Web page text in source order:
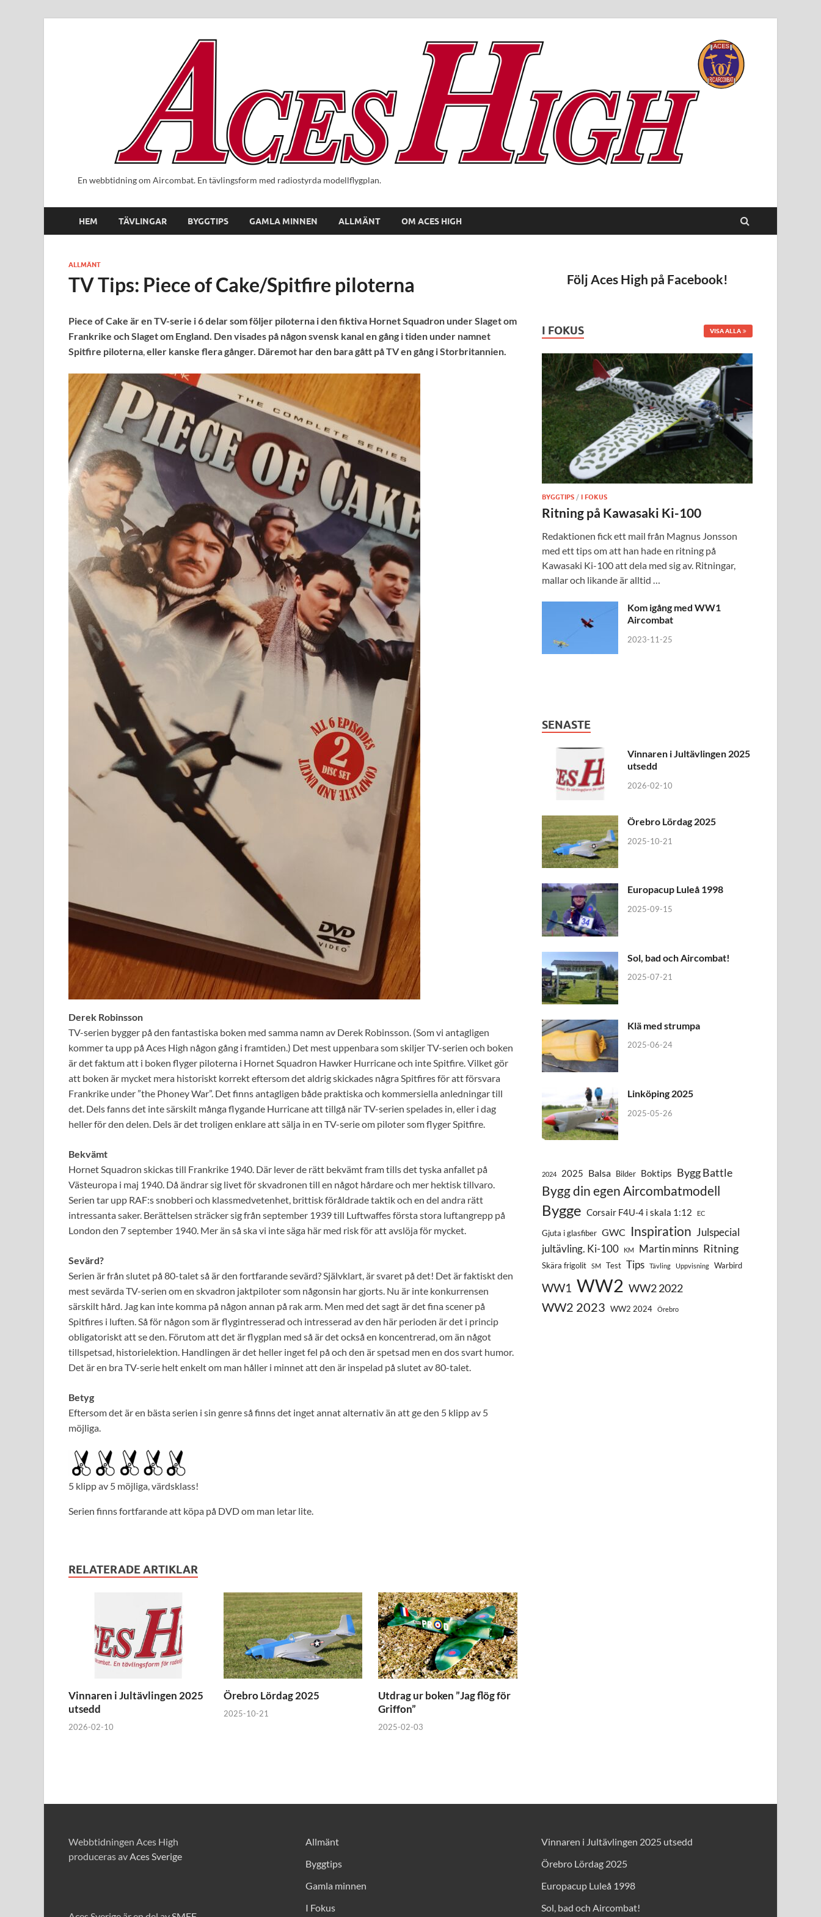
En webbtidning om Aircombat. En tävlingsform med radiostyrda modellflygplan.
HEM TÄVLINGAR BYGGTIPS GAMLA MINNEN ALLMÄNT OM ACES HIGH
ALLMÄNT
TV Tips: Piece of Cake/Spitfire piloterna
Piece of Cake är en TV-serie i 6 delar som följer piloterna i den fiktiva Hornet Squadron under Slaget om
Frankrike och Slaget om England. Den visades på någon svensk kanal en gång i tiden under namnet
Spitfire piloterna,eller kanske flera gånger. Däremot har den bara gått på TV en gång i Storbritannien.
Derek Robinsson
TV-serien bygger på den fantastiska boken med samma namn av Derek Robinsson. (Som vi antagligen
kommer ta upp på Aces High någon gång i framtiden.) Det mest uppenbara som skiljer TV-serien och boken
är det faktum att i boken flyger piloterna i Hornet Squadron Hawker Hurricane och inte Spitfire. Vilket gör
att boken är mycket mera historiskt korrekt eftersom det aldrig skickades några Spitfires för att försvara
Frankrike under ”the Phoney War”. Det finns antagligen både praktiska och kommersiella anledningar till
det. Dels fanns det inte särskilt många flygande Hurricane att tillgå när TV-serien spelades in, eller i dag
heller för den delen. Dels är det troligen enklare att sälja in en TV-serie om piloter som flyger Spitfire.
Bekvämt
Hornet Squadron skickas till Frankrike 1940. Där lever de rätt bekvämt fram tills det tyska anfallet på
Västeuropa i maj 1940. Då ändrar sig livet för skvadronen till en något hårdare och mer hektisk tillvaro.
Serien tar upp RAF:s snobberi och klassmedvetenhet, brittisk föråldrade taktik och en del andra rätt
intressanta saker. Berättelsen sträcker sig från september 1939 till Luftwaffes första stora luftangrepp på
London den 7 september 1940. Mer än så ska vi inte säga här med risk för att avslöja för mycket.
Sevärd?
Serien är från slutet på 80-talet så är den fortfarande sevärd? Självklart, är svaret på det! Det är faktiskt den
mest sevärda TV-serien om en skvadron jaktpiloter som någonsin har gjorts. Nu är inte konkurrensen
särskilt hård. Jag kan inte komma på någon annan på rak arm. Men med det sagt är det fina scener på
Spitfires i luften. Så för någon som är flygintresserad och intresserad av den här perioden är det i princip
obligatoriskt att se den. Förutom att det är flygplan med så är det också en koncentrerad, om än något
tillspetsad, historielektion. Handlingen är det heller inget fel på och den är spetsad men en dos svart humor.
Det är en bra TV-serie helt enkelt om man håller i minnet att den är inspelad på slutet av 80-talet.
Betyg
Eftersom det är en bästa serien i sin genre så finns det inget annat alternativ än att ge den 5 klipp av 5
möjliga.
5 klipp av 5 möjliga, värdsklass!
Serien finns fortfarande att köpa på DVD om man letar lite.
RELATERADE ARTIKLAR
Vinnaren i Jultävlingen 2025
utsedd
2026-02-10
Örebro Lördag 2025
2025-10-21
Utdrag ur boken ”Jag flög för
Griffon”
2025-02-03
Följ Aces High på Facebook!
I FOKUS VISA ALLA
BYGGTIPS /I FOKUS
Ritning på Kawasaki Ki-100
Redaktionen fick ett mail från Magnus Jonsson
med ett tips om att han hade en ritning på
Kawasaki Ki-100 att dela med sig av. Ritningar,
mallar och likande är alltid …
Kom igång med WW1
Aircombat
2023-11-25
SENASTE
Vinnaren i Jultävlingen 2025
utsedd
2026-02-10
Örebro Lördag 2025
2025-10-21
Europacup Luleå 1998
2025-09-15
Sol, bad och Aircombat!
2025-07-21
Klä med strumpa
2025-06-24
Linköping 2025
2025-05-26
2024 2025 Balsa Bilder Boktips Bygg Battle
Bygg din egen Aircombatmodell
Bygge Corsair F4U-4 i skala 1:12 EC
Gjuta i glasfiber GWC Inspiration Julspecial
jultävling. Ki-100
KM Martin minns Ritning
Skära frigolit SM Test Tips Tävling Uppvisning Warbird
WW1 WW2 WW2 2022
WW2 2023 WW2 2024 Örebro
Webbtidningen Aces High
produceras av Aces Sverige
Allmänt
Byggtips
Gamla minnen
I Fokus
Vinnaren i Jultävlingen 2025 utsedd
Örebro Lördag 2025
Europacup Luleå 1998
Sol, bad och Aircombat!